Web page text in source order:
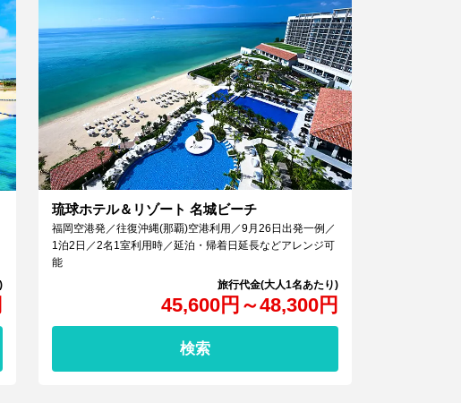
琉球ホテル＆リゾート 名城ビーチ
45,600円 ～48,300円
福岡空港発／往復沖縄(那覇)空港利用／9月26日出発一例／
1泊2日／2名1室利用時／延泊・帰着日延長などアレンジ可
能
検索